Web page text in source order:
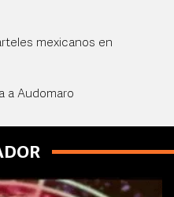
mexicanos en
a Audomaro